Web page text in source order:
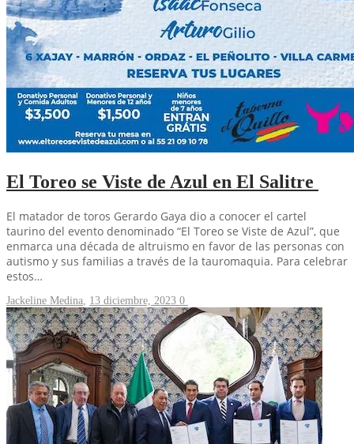
El Toreo se Viste de Azul en El Salitre
El matador de toros Gerardo Gaya dio a conocer el cartel
taurino del evento denominado “El Toreo se Viste de Azul”, que
enmarca una década de altruismo en favor de las personas con
autismo y sus familias a través de la tauromaquia. Para celebrar
estos…
Jackeline Medina 13 diciembre, 2023 0